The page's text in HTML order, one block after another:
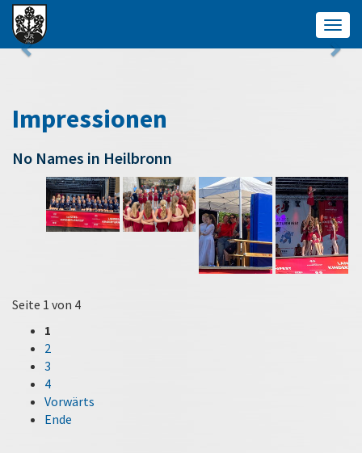
Impressionen
No Names in Heilbronn
Seite 1 von 4
1
2
3
4
Vorwärts
Ende